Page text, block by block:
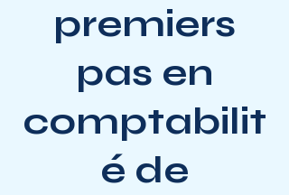
premiers
pas en
comptabilit
é de